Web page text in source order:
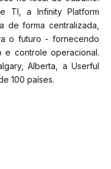
TI, a Infinity Platform
de forma centralizada,
o futuro - fornecendo
e controle operacional.
Alberta, a Userful
100 países.